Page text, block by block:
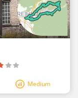
Medium